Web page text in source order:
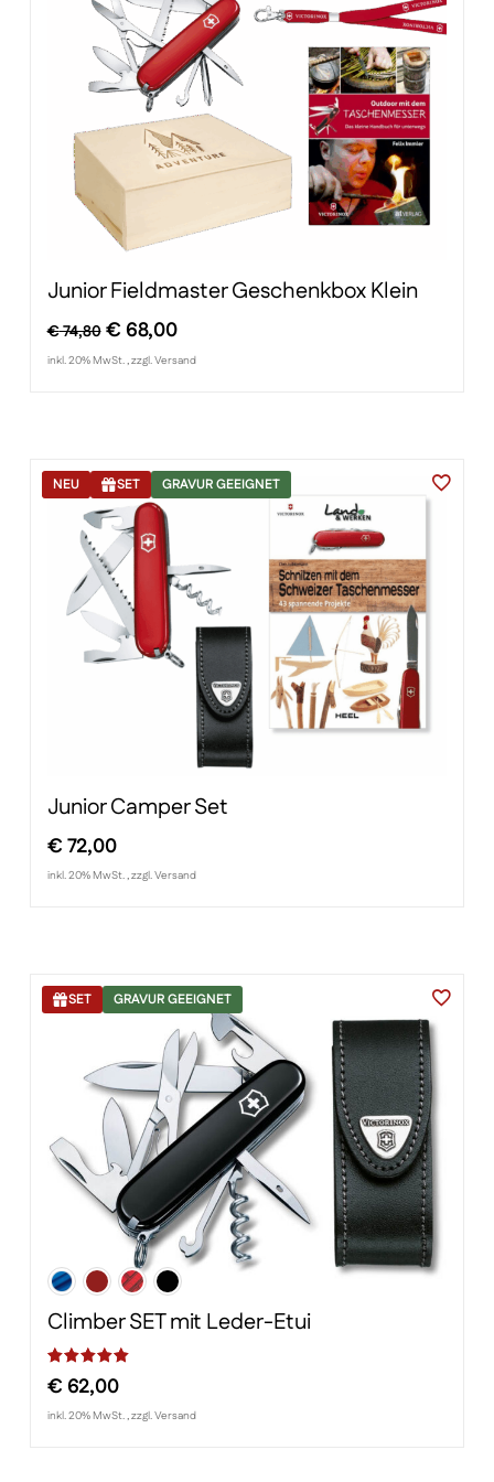
Junior Fieldmaster Geschenkbox Klein
€74,80 Ursprünglicher
Preis
€68,00Aktueller
Preis
inkl. 20% MwSt. , zzgl. Versand
NEU SET GRAVUR GEEIGNET
Junior Camper Set
€72,00
inkl. 20% MwSt. , zzgl. Versand
SET GRAVUR GEEIGNET
Climber SET mit Leder-Etui
Bewertet mit
€62,00
inkl. 20% MwSt. , zzgl. Versand